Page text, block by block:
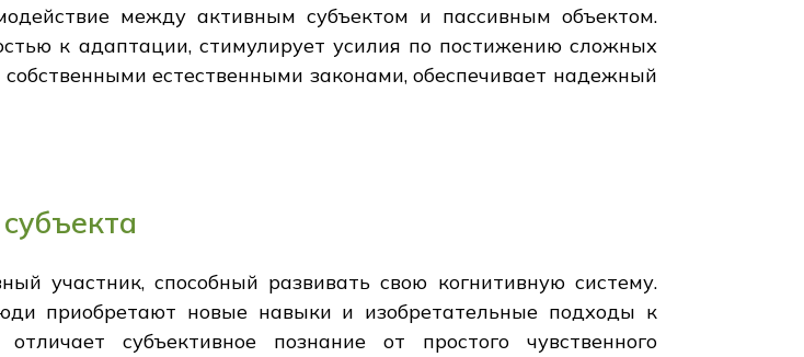
между активным субъектом и пассивным объектом.
к адаптации, стимулирует усилия по постижению сложных
естественными законами, обеспечивает надежный
участник, способный развивать свою когнитивную систему.
приобретают новые навыки и изобретательные подходы к
субъективное познание от простого чувственного